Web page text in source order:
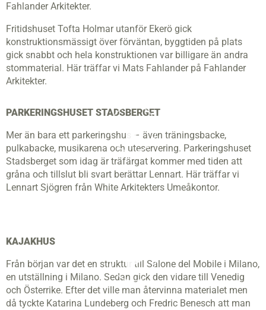
Fahlander Arkitekter.
Fritidshuset Tofta Holmar utanför Ekerö gick
konstruktionsmässigt över förväntan, byggtiden på plats
gick snabbt och hela konstruktionen var billigare än andra
stommaterial. Här träffar vi Mats Fahlander på Fahlander
Arkitekter.
PARKERINGSHUSET STADSBERGET
Mer än bara ett parkeringshus – även träningsbacke,
pulkabacke, musikarena och uteservering. Parkeringshuset
Stadsberget som idag är träfärgat kommer med tiden att
gråna och tillslut bli svart berättar Lennart. Här träffar vi
Lennart Sjögren från White Arkitekters Umeåkontor.
KAJAKHUS
Från början var det en struktur till Salone del Mobile i Milano,
en utställning i Milano. Sedan gick den vidare till Venedig
och Österrike. Efter det ville man återvinna materialet men
då tyckte Katarina Lundeberg och Fredric Benesch att man